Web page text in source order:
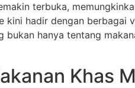
terbuka,
kini hadir dengan
bukan hanya tentang
Khas